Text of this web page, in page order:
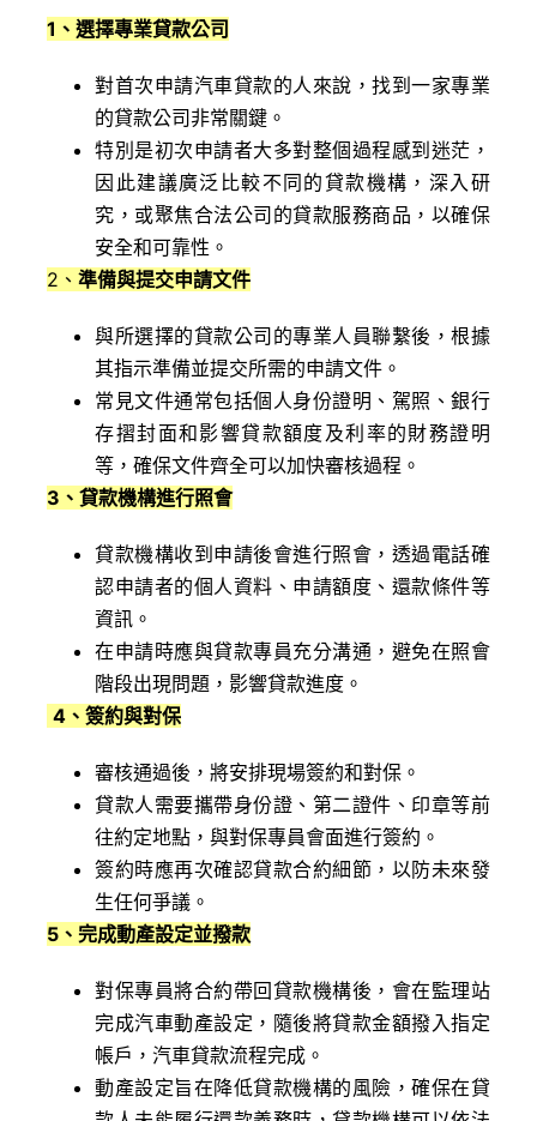
1 、選擇專業貸款公司
對首次申請汽車貸款的人來說，找到一家專業
的貸款公司非常關鍵。
特別是初次申請者大多對整個過程感到迷茫，
因此建議廣泛比較不同的貸款機構，深入研
究，或聚焦合法公司的貸款服務商品，以確保
安全和可靠性。
2、準備與提交申請文件
與所選擇的貸款公司的專業人員聯繫後，根據
其指示準備並提交所需的申請文件。
常見文件通常包括個人身份證明、駕照、銀行
存摺封面和影響貸款額度及利率的財務證明
等，確保文件齊全可以加快審核過程。
3 、貸款機構進行照會
貸款機構收到申請後會進行照會，透過電話確
認申請者的個人資料、申請額度、還款條件等
資訊。
在申請時應與貸款專員充分溝通，避免在照會
階段出現問題，影響貸款進度。
4 、簽約與對保
審核通過後，將安排現場簽約和對保。
貸款人需要攜帶身份證、第二證件、印章等前
往約定地點，與對保專員會面進行簽約。
簽約時應再次確認貸款合約細節，以防未來發
生任何爭議。
5 、完成動產設定並撥款
對保專員將合約帶回貸款機構後，會在監理站
完成汽車動產設定，隨後將貸款金額撥入指定
帳戶，汽車貸款流程完成。
動產設定旨在降低貸款機構的風險，確保在貸